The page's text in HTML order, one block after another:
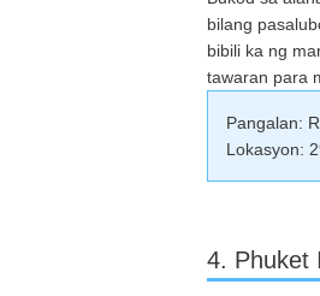
bilang
bibili ka ng
tawaran para
Pangalan:
Lokasyon:
4. Phuket